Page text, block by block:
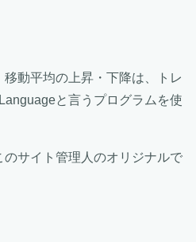
動平均の上昇・下降は、トレ
と言うプログラムを使
サイト管理人のオリジナルで